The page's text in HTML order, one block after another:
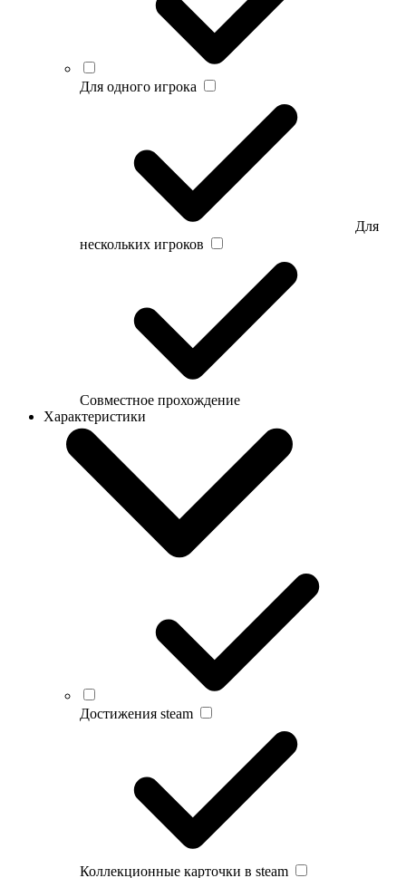
Для одного игрока
Для
нескольких игроков
Совместное прохождение
Характеристики
Достижения steam
Коллекционные карточки в steam